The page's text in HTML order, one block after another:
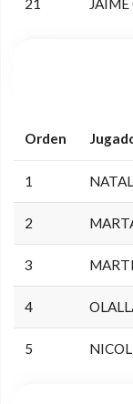
21
Orden
1
2
3
4
5